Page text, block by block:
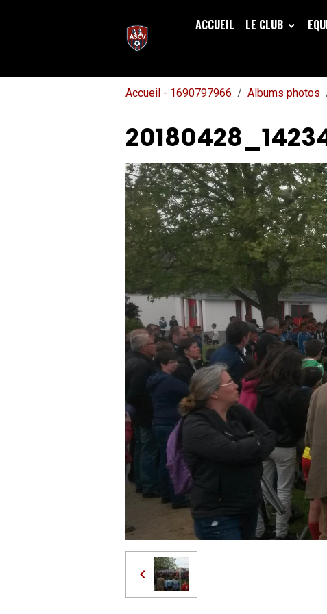
ACCUEIL LE CLUB
Accueil - 1690797966 Albums photos